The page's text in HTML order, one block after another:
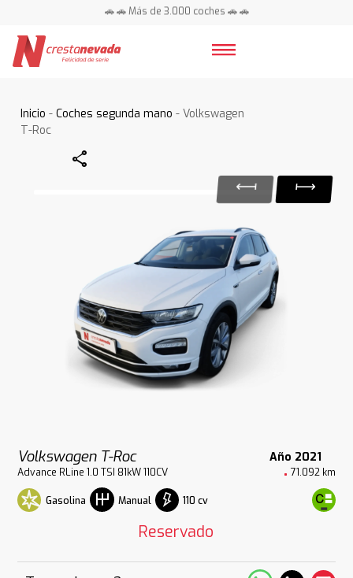
🚗 🚗 Más de 3.000 coches 🚗 🚗
Inicio -Coches segunda mano - Volkswagen
T-Roc
Share
Volkswagen T-Roc Año 2021
Advance RLine 1.0 TSI 81kW 110CV 71.092 km
Gasolina Manual 110 cv
Reservado